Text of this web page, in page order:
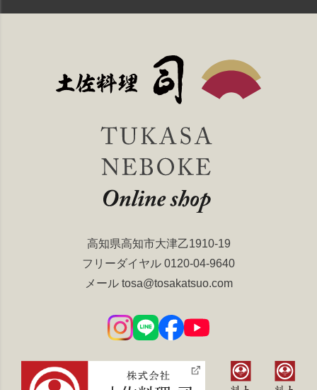
高知県高知市大津乙1910-19
フリーダイヤル 0120-04-9640
メール tosa@tosakatsuo.com